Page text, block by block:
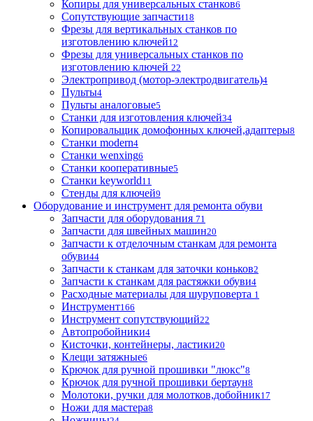
Копиры для универсальных станков6
Сопутствующие запчасти18
Фрезы для вертикальных станков по
изготовлению ключей12
Фрезы для универсальных станков по
изготовлению ключей 22
Электропривод (мотор-электродвигатель)4
Пульты4
Пульты аналоговые5
Станки для изготовления ключей34
Копировальщик домофонных ключей,адаптеры8
Станки modern4
Станки wenxing6
Станки кооперативные5
Станки keyworld11
Стенды для ключей9
Оборудование и инструмент для ремонта обуви
Запчасти для оборудования 71
Запчасти для швейных машин20
Запчасти к отделочным станкам для ремонта
обуви44
Запчасти к станкам для заточки коньков2
Запчасти к станкам для растяжки обуви4
Расходные материалы для шуруповерта 1
Инструмент166
Инструмент сопутствующий22
Автопробойники4
Кисточки, контейнеры, ластики20
Клещи затяжные6
Крючок для ручной прошивки "люкс"8
Крючок для ручной прошивки бертаун8
Молотоки, ручки для молотков,добойник17
Ножи для мастера8